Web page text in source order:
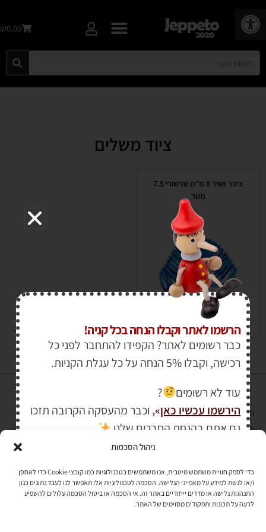
פתח סרגל נגישות
ניהול הסכמות
כדי לספק חוויית משתמש מיטבית, אנו משתמשים בטכנולוגיות כמו קובצי Cookie כדי לאחסן
ו/או לגשת למידע על מאפייני הגלישה. הסכמה לטכנולוגיות אלו תאפשר לנו לעבד נתונים כגון
התנהגות גלישה או מדדים ייחודיים באתר זה. אי הסכמה או ביטול הסכמה עלולים להשפיע
לרעה על תכונות ותפקודים מסוימים של האתר.
₪0.00
ציוד משלים
צינור אוויר 8 מ"מ שרשורי 7.5
מטר
135.00
הרכישה באתר באמצעות כרטיס אשראי מאובטחת במפתח הצפנה EV SSL
והעומד בתקן אבטחה PCI DSS Level-1
לתקנון האתר»
תהיו בקשר
הרשמו לאתר וקבלו הנחה בכל קניה!
כבר רשומים לאתר? הקפידו להתחבר לפני כל
רכישה, וקבלו 5% הנחה על כל עגלת הקניות.
עוד לא רשומים
?
הירשמו עכשיו כאן»
, וכבר מהעסקה הקרובה תזכו
גם אתם בהנחת החברים שלנו